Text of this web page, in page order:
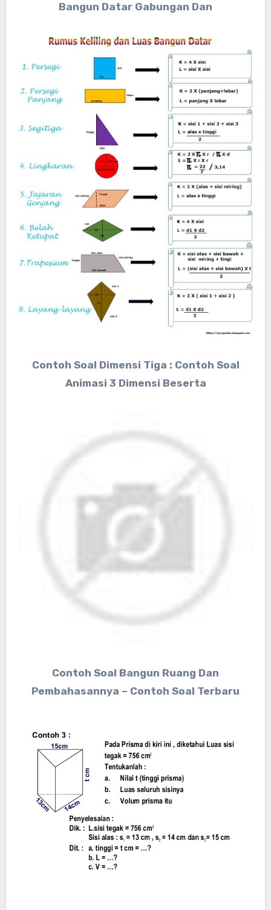
Bangun Datar Gabungan Dan
Contoh Soal Dimensi Tiga : Contoh Soal
Animasi 3 Dimensi Beserta
Contoh Soal Bangun Ruang Dan
Pembahasannya – Contoh Soal Terbaru